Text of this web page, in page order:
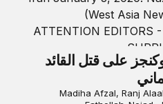
على قتل القائد
Madiha Afzal, Ranj